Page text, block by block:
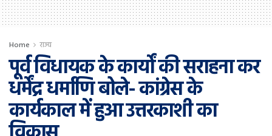
Home राज्य
पूर्व विधायक के कार्यों की सराहना कर
धर्मेंद्र धर्माणि बोले- कांग्रेस के
कार्यकाल में हुआ उत्तरकाशी का